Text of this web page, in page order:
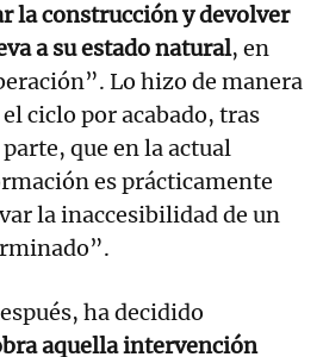
la construcción y devolver
a su estado natural, en
Lo hizo de manera
ciclo por acabado, tras
que en la actual
es prácticamente
la inaccesibilidad de un
ha decidido
aquella intervención